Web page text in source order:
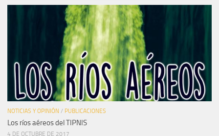
NOTICIAS Y OPINIÓN / PUBLICACIONES
Los ríos aéreos del TIPNIS
4 DE OCTUBRE DE 2017